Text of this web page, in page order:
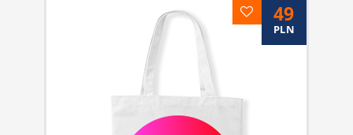
49
PLN